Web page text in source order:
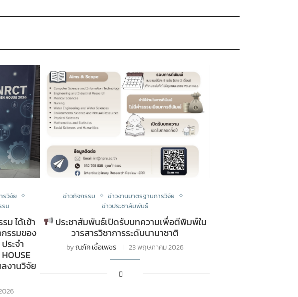
รวิจัย
ม
ม ได้เข้า
รรมของ
ระจำ
งานวิจัย
ข่าวกิจกรรม
ข่าวงานมาตรฐานการวิจัย
ข่าวประชาสัมพันธ์
ประชาสัมพันธ์เปิดรับบทความเพื่อตีพิมพ์ใน
วารสารวิชาการระดับนานาชาติ
byณภัค เชื้อเพชร 23 พฤษภาคม 2026